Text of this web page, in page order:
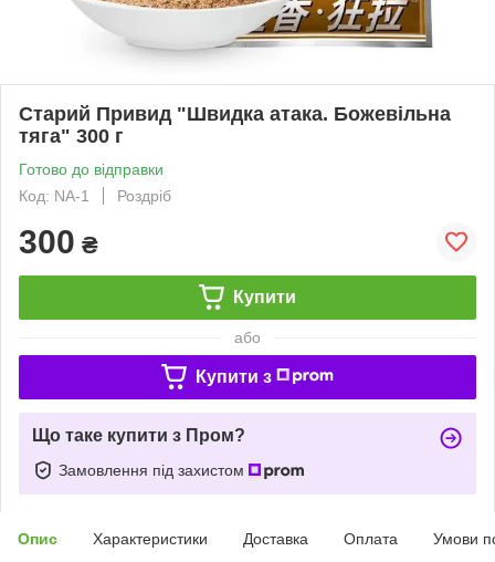
Старий Привид "Швидка атака. Божевільна
тяга" 300 г
Готово до відправки
Код: NA-1
Роздріб
300 ₴
Купити
або
Купити з
Що таке купити з Пром?
Замовлення під захистом
Опис Характеристики Доставка Оплата Умови